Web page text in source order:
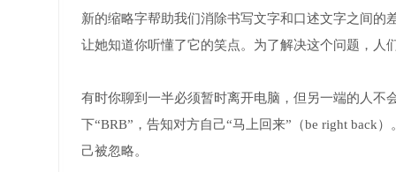
新的缩略字帮助我们消除书写文字和口述文字之间
让她知道你听懂了它的笑点。为了解决这个问题，人
有时你聊到一半必须暂时离开电脑，但另一端的人不
下“BRB”，告知对方自己“马上回来”（be right back
己被忽略。